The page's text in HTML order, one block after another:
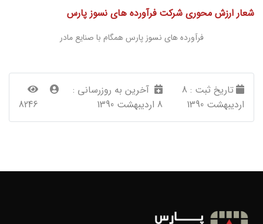
شعار ارزش محوري شركت فرآورده هاي نسوز پارس
فرآورده هاي نسوز پارس همگام با صنايع مادر
تاریخ ثبت : 8
اردیبهشت 1390
آخرین به روزرسانی :
8 اردیبهشت 1390
8246